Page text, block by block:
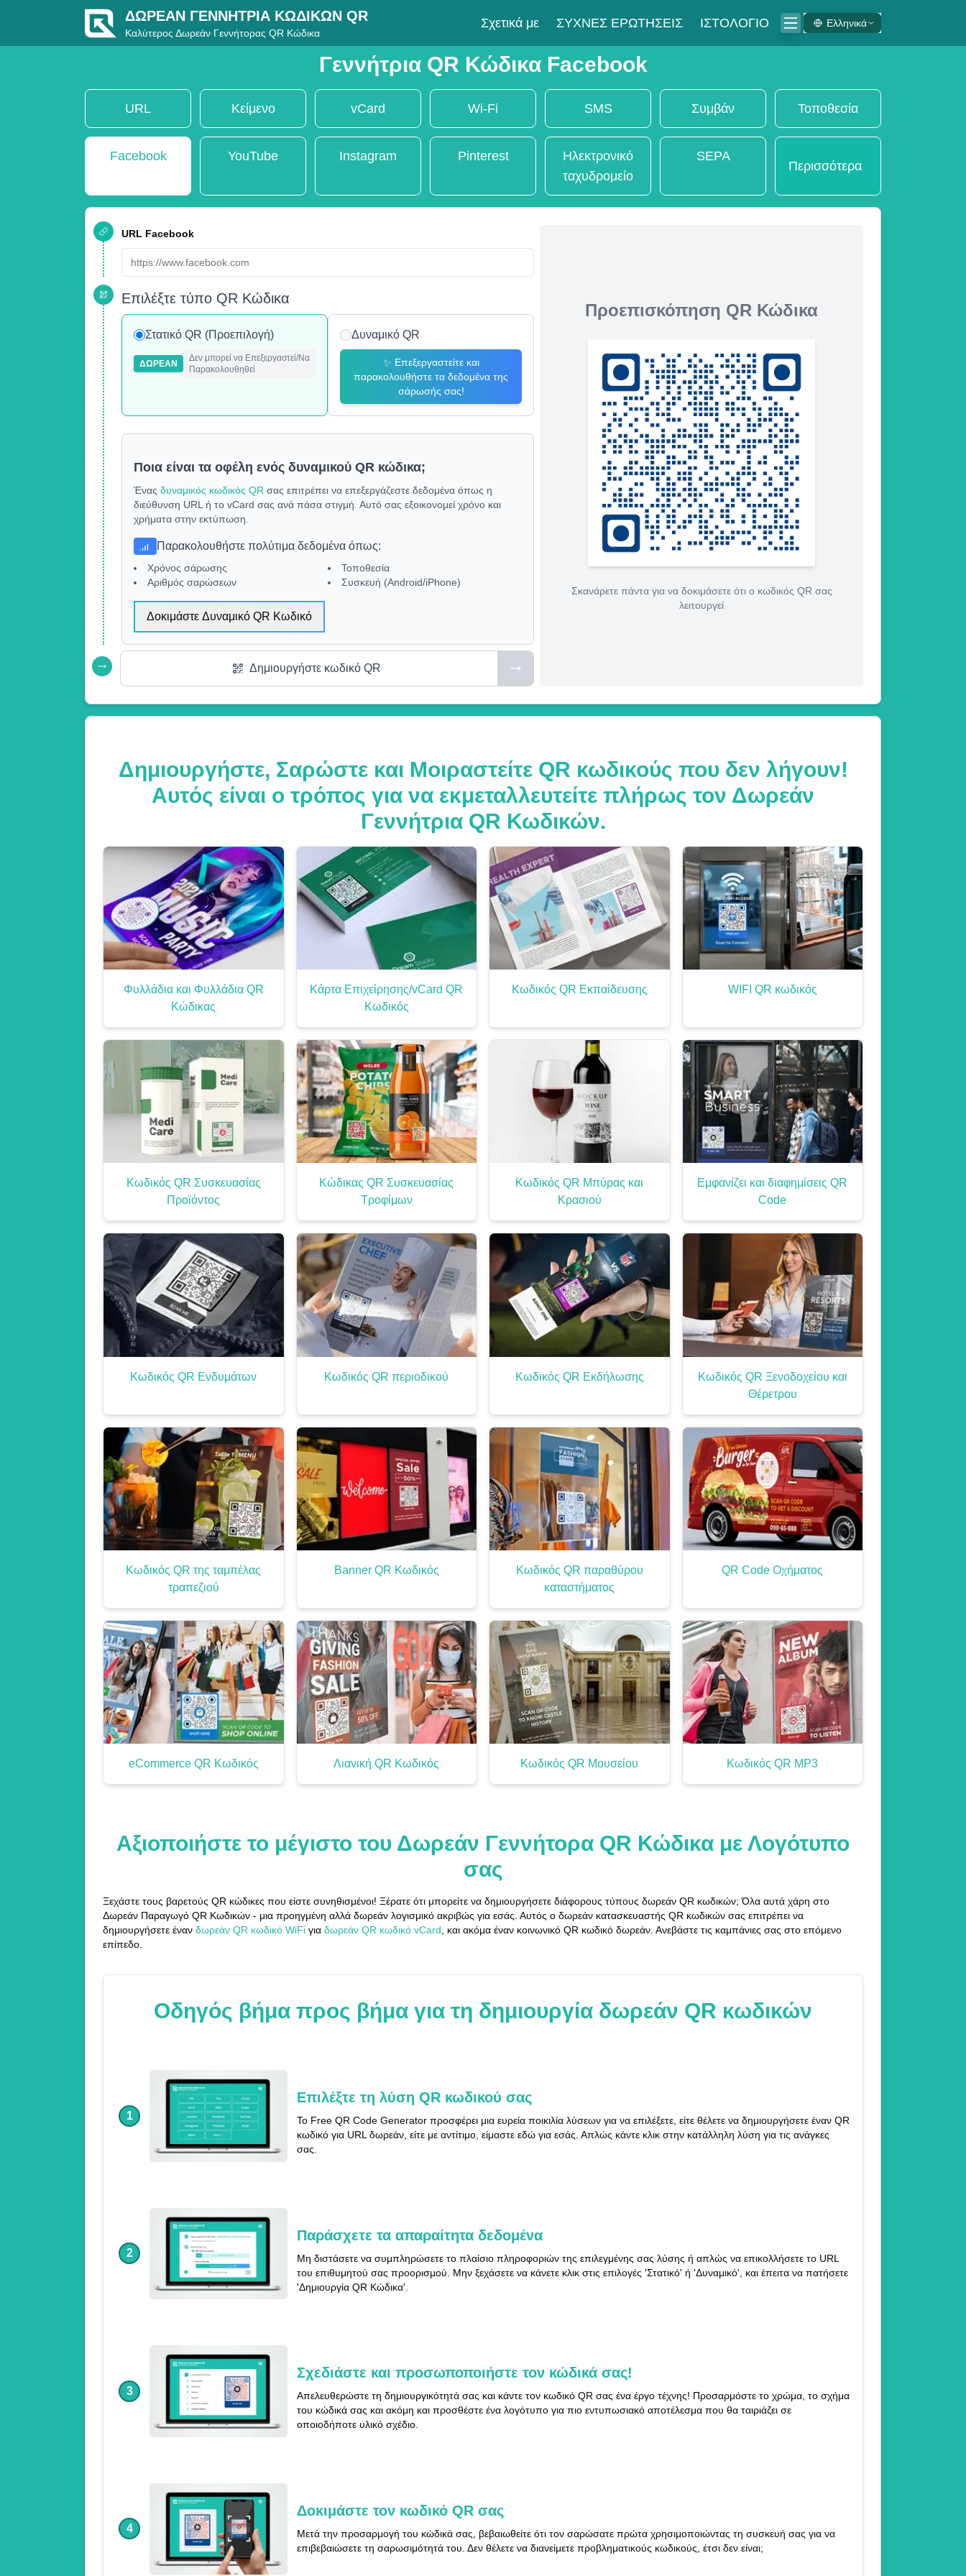
ΔΩΡΕΆΝ ΓΕΝΝΉΤΡΙΑ ΚΩΔΙΚΏΝ QR
Καλύτερος Δωρεάν Γεννήτορας QR Κώδικα
Σχετικά με ΣΥΧΝΈΣ ΕΡΩΤΉΣΕΙΣ ΙΣΤΟΛΌΓΙΟ Ελληνικά
Γεννήτρια QR Κώδικα Facebook
URL Κείμενο vCard Wi-Fi SMS Συμβάν Τοποθεσία
Facebook YouTube Instagram Pinterest
Ηλεκτρονικό
ταχυδρομείο
SEPA
Περισσότερα
URL Facebook
Επιλέξτε τύπο QR Κώδικα
Στατικό QR (Προεπιλογή)
ΔΩΡΕΆΝ
Δεν μπορεί να Επεξεργαστεί/Να
Παρακολουθηθεί
Δυναμικό QR
✨ Επεξεργαστείτε και
παρακολουθήστε τα δεδομένα της
σάρωσής σας!
Ποια είναι τα οφέλη ενός δυναμικού QR κώδικα;
Ένας δυναμικός κωδικός QR σας επιτρέπει να επεξεργάζεστε δεδομένα όπως η
διεύθυνση URL ή το vCard σας ανά πάσα στιγμή. Αυτό σας εξοικονομεί χρόνο και
χρήματα στην εκτύπωση.
Παρακολουθήστε πολύτιμα δεδομένα όπως:
Χρόνος σάρωσης
Τοποθεσία
Αριθμός σαρώσεων
Συσκευή (Android/iPhone)
Δοκιμάστε Δυναμικό QR Κωδικό
Δημιουργήστε κωδικό QR
Προεπισκόπηση QR Κώδικα
Σκανάρετε πάντα για να δοκιμάσετε ότι ο κωδικός QR σας
λειτουργεί
Δημιουργήστε, Σαρώστε και Μοιραστείτε QR κωδικούς που δεν λήγουν!
Αυτός είναι ο τρόπος για να εκμεταλλευτείτε πλήρως τον Δωρεάν
Γεννήτρια QR Κωδικών.
Φυλλάδια και Φυλλάδια QR
Κώδικας
Κάρτα Επιχείρησης/vCard QR
Κωδικός
Κωδικός QR Εκπαίδευσης WIFI QR κωδικός
Κωδικός QR Συσκευασίας
Προϊόντος
Κώδικας QR Συσκευασίας
Τροφίμων
Κωδικός QR Μπύρας και
Κρασιού
Εμφανίζει και διαφημίσεις QR
Code
Κωδικός QR Ενδυμάτων Κωδικός QR περιοδικού Κωδικός QR Εκδήλωσης
Κωδικός QR Ξενοδοχείου και
Θέρετρου
Κωδικός QR της ταμπέλας
τραπεζιού
Banner QR Κωδικός
Κωδικός QR παραθύρου
καταστήματος
QR Code Οχήματος
eCommerce QR Κωδικός Λιανική QR Κωδικός Κωδικός QR Μουσείου Κωδικός QR MP3
Αξιοποιήστε το μέγιστο του Δωρεάν Γεννήτορα QR Κώδικα με Λογότυπο
σας
Ξεχάστε τους βαρετούς QR κώδικες που είστε συνηθισμένοι! Ξέρατε ότι μπορείτε να δημιουργήσετε διάφορους τύπους δωρεάν QR κωδικών; Όλα αυτά χάρη στο
Δωρεάν Παραγωγό QR Κωδικών - μια προηγμένη αλλά δωρεάν λογισμικό ακριβώς για εσάς. Αυτός ο δωρεάν κατασκευαστής QR κωδικών σας επιτρέπει να
δημιουργήσετε έναν δωρεάν QR κωδικό WiFi για δωρεάν QR κωδικό vCard , και ακόμα έναν κοινωνικό QR κωδικό δωρεάν. Ανεβάστε τις καμπάνιες σας στο επόμενο
επίπεδο.
Οδηγός βήμα προς βήμα για τη δημιουργία δωρεάν QR κωδικών
1
Επιλέξτε τη λύση QR κωδικού σας
Το Free QR Code Generator προσφέρει μια ευρεία ποικιλία λύσεων για να επιλέξετε, είτε θέλετε να δημιουργήσετε έναν QR
κωδικό για URL δωρεάν, είτε με αντίτιμο, είμαστε εδώ για εσάς. Απλώς κάντε κλικ στην κατάλληλη λύση για τις ανάγκες
σας.
2
Παράσχετε τα απαραίτητα δεδομένα
Μη διστάσετε να συμπληρώσετε το πλαίσιο πληροφοριών της επιλεγμένης σας λύσης ή απλώς να επικολλήσετε το URL
του επιθυμητού σας προορισμού. Μην ξεχάσετε να κάνετε κλικ στις επιλογές 'Στατικό' ή 'Δυναμικό', και έπειτα να πατήσετε
'Δημιουργία QR Κώδικα'.
3
Σχεδιάστε και προσωποποιήστε τον κώδικά σας!
Απελευθερώστε τη δημιουργικότητά σας και κάντε τον κωδικό QR σας ένα έργο τέχνης! Προσαρμόστε το χρώμα, το σχήμα
του κώδικά σας και ακόμη και προσθέστε ένα λογότυπο για πιο εντυπωσιακό αποτέλεσμα που θα ταιριάζει σε
οποιοδήποτε υλικό σχέδιο.
4
Δοκιμάστε τον κωδικό QR σας
Μετά την προσαρμογή του κώδικά σας, βεβαιωθείτε ότι τον σαρώσατε πρώτα χρησιμοποιώντας τη συσκευή σας για να
επιβεβαιώσετε τη σαρωσιμότητά του. Δεν θέλετε να διανείμετε προβληματικούς κωδικούς, έτσι δεν είναι;